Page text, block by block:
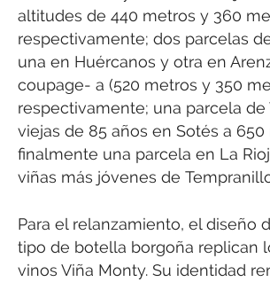
altitudes de 440 metros y 360
respectivamente; dos parcelas
una en Huércanos y otra en
coupage- a (520 metros y 350
respectivamente; una parcela de
viejas de 85 años en Sotés a 650
finalmente una parcela en La
viñas más jóvenes de
Para el relanzamiento, el diseño
tipo de botella borgoña replican
vinos Viña Monty. Su identidad